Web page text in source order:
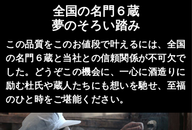
全国の名門６蔵
夢のそろい踏み
この品質をこのお値段で叶えるには、全国
の名門６蔵と当社との信頼関係が不可欠で
した。どうぞこの機会に、一心に酒造りに
励む杜氏や蔵人たちにも想いを馳せ、至福
のひと時をご堪能ください。